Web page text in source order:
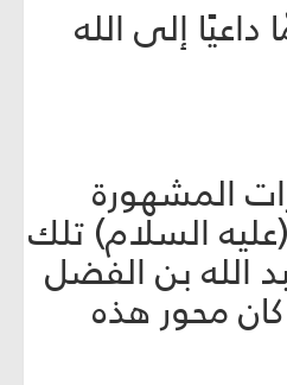
إلى الله
المشهورة
السلام) تلك
الله بن الفضل
محور هذه